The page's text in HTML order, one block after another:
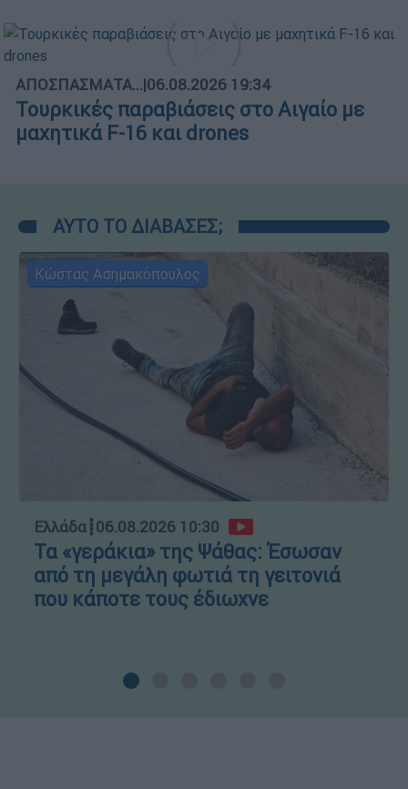
ΑΠΟΣΠΑΣΜΑΤΑ...|06.08.2026 19:34
Τουρκικές παραβιάσεις στο Αιγαίο με
μαχητικά F-16 και drones
ΑΥΤΟ ΤΟ ΔΙΑΒΑΣΕΣ;
Κώστας Ασημακόπουλος
Ελλάδα┋06.08.2026 10:30
Τα «γεράκια» της Ψάθας: Έσωσαν
από τη μεγάλη φωτιά τη γειτονιά
που κάποτε τους έδιωχνε